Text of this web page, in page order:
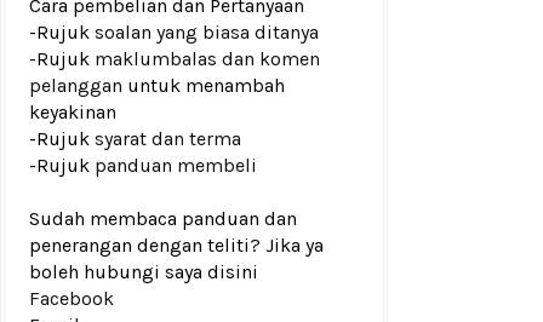
Cara pembelian dan Pertanyaan
-Rujuk soalan yang biasa ditanya
-Rujuk maklumbalas dan komen
pelanggan untuk menambah
keyakinan
-Rujuk syarat dan terma
-Rujuk panduan membeli
Sudah membaca panduan dan
penerangan dengan teliti? Jika ya
boleh hubungi saya disini
Facebook